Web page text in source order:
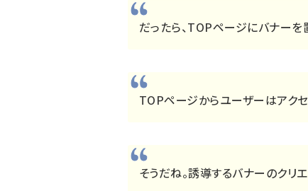
だったら、TOPページにバナーを
TOPページからユーザーはアク
そうだね。誘導するバナーのクリ